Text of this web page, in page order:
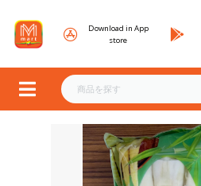
Download in App
store